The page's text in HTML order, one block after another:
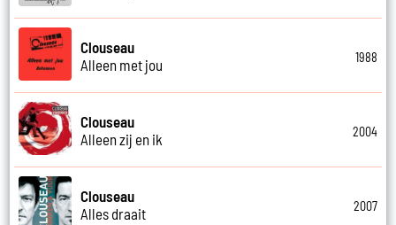
Clouseau
Alleen met jou
1988
Clouseau
Alleen zij en ik
2004
Clouseau
Alles draait
2007